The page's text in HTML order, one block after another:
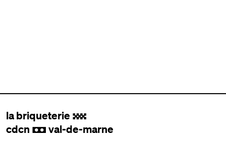
la briqueterie .
cdcn , val-de-marne